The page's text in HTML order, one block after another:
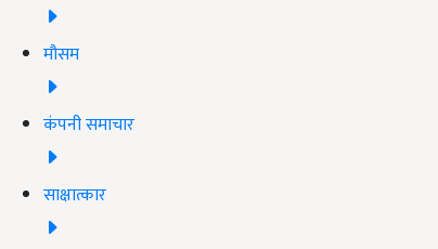
मौसम
कंपनी समाचार
साक्षात्कार